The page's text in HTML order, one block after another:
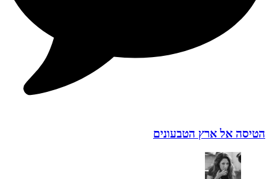
הטיסה אל ארץ הטבעונים